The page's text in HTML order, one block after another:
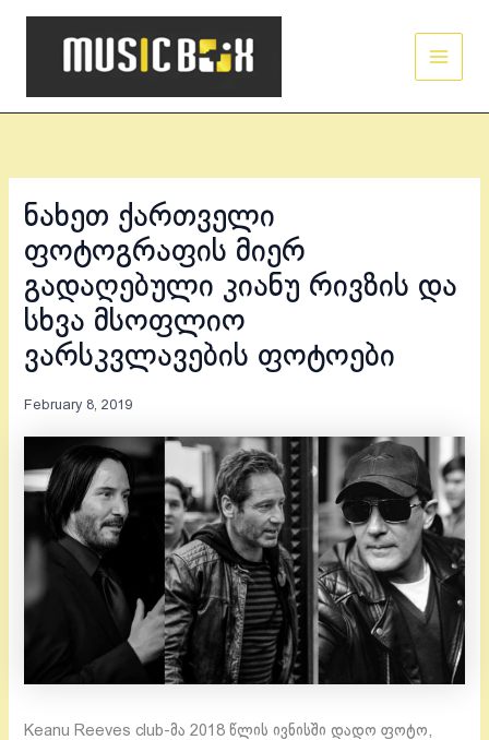
Skip
ნახეთ ქართველი
ფოტოგრაფის მიერ
გადაღებული კიანუ რივზის და
სხვა მსოფლიო
ვარსკვლავების ფოტოები
February 8, 2019
Keanu Reeves club-მა 2018 წლის ივნისში დადო ფოტო,